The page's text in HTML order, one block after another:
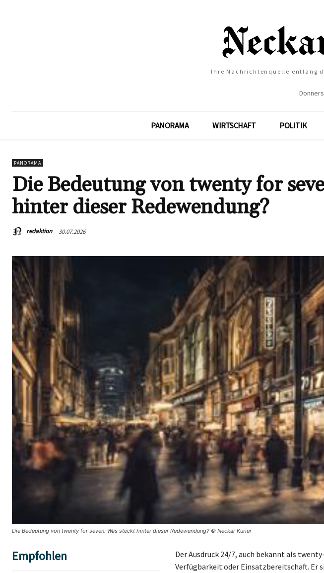
Ihre Nachrichtenquelle entlang
PANORAMA WIRTSCHAFT POLITIK
PANORAMA
Die Bedeutung von twenty for
hinter dieser Redewendung?
redaktion 30.07.2026
Die Bedeutung von twenty for seven: Was steckt hinter dieser Redewendung? © Neckar Kurier
Empfohlen
Der Ausdruck 24/7, auch bekannt als
Verfügbarkeit oder Einsatzbereitschaft. Er